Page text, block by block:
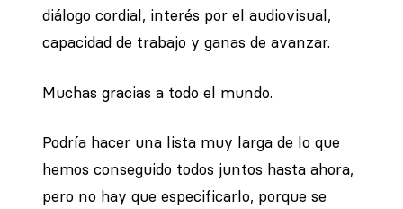
diálogo cordial, interés por el audiovisual,
capacidad de trabajo y ganas de avanzar.
Muchas gracias a todo el mundo.
Podría hacer una lista muy larga de lo que
hemos conseguido todos juntos hasta ahora,
pero no hay que especificarlo, porque se